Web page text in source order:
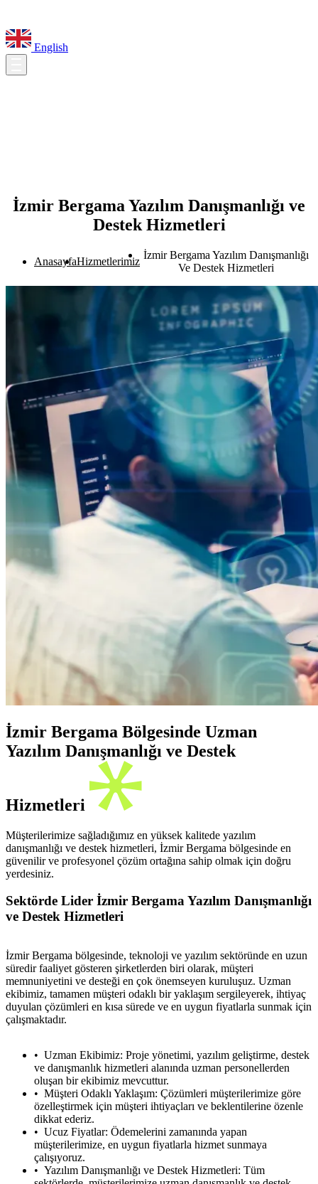
English
İzmir Bergama Yazılım Danışmanlığı ve
Destek Hizmetleri
AnasayfaHizmetlerimiz
İzmir Bergama Yazılım Danışmanlığı
Ve Destek Hizmetleri
İzmir Bergama Bölgesinde Uzman
Yazılım Danışmanlığı ve Destek
Hizmetleri
Müşterilerimize sağladığımız en yüksek kalitede yazılım
danışmanlığı ve destek hizmetleri, İzmir Bergama bölgesinde en
güvenilir ve profesyonel çözüm ortağına sahip olmak için doğru
yerdesiniz.
Sektörde Lider İzmir Bergama Yazılım Danışmanlığı
ve Destek Hizmetleri
İzmir Bergama bölgesinde, teknoloji ve yazılım sektöründe en uzun
süredir faaliyet gösteren şirketlerden biri olarak, müşteri
memnuniyetini ve desteği en çok önemseyen kuruluşuz. Uzman
ekibimiz, tamamen müşteri odaklı bir yaklaşım sergileyerek, ihtiyaç
duyulan çözümleri en kısa sürede ve en uygun fiyatlarla sunmak için
çalışmaktadır.
Uzman Ekibimiz: Proje yönetimi, yazılım geliştirme, destek
ve danışmanlık hizmetleri alanında uzman personellerden
oluşan bir ekibimiz mevcuttur.
Müşteri Odaklı Yaklaşım: Çözümleri müşterilerimize göre
özelleştirmek için müşteri ihtiyaçları ve beklentilerine özenle
dikkat ederiz.
Ucuz Fiyatlar: Ödemelerini zamanında yapan
müşterilerimize, en uygun fiyatlarla hizmet sunmaya
çalışıyoruz.
Yazılım Danışmanlığı ve Destek Hizmetleri: Tüm